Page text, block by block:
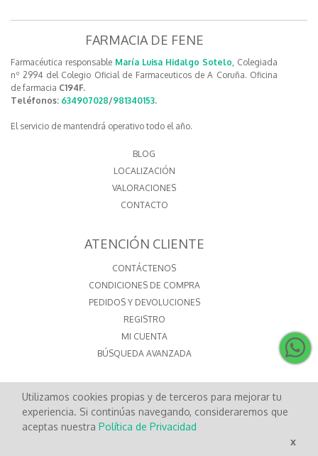
FARMACIA DE FENE
Farmacéutica responsable María Luisa Hidalgo Sotelo , Colegiada
nº 2994 del Colegio Oficial de Farmaceuticos de A Coruña. Oficina
de farmacia C194F.
Teléfonos: 634907028/981340153.
El servicio de mantendrá operativo todo el año.
BLOG
LOCALIZACIÓN
VALORACIONES
CONTACTO
ATENCIÓN CLIENTE
CONTÁCTENOS
CONDICIONES DE COMPRA
PEDIDOS Y DEVOLUCIONES
REGISTRO
MI CUENTA
BÚSQUEDA AVANZADA
LOCALIZACIÓN
C/DOCTOR MALVAR, 9 - BAJO
Utilizamos cookies propias y de terceros para mejorar tu
experiencia. Si continúas navegando, consideraremos que
aceptas nuestraPolítica de Privacidad
x